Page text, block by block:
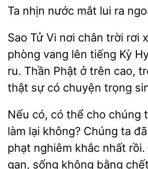
Ta nhịn nước mắt
Sao Tử Vi
trời rơi
phòng vang lên tiếng Kỳ
ru. Thần Phật ở trên cao,
sự có chuyện trọng
Nếu có, có thể cho
làm lại không? Chúng ta đã
phạt nghiêm khắc nhất
gan, sống không bằng